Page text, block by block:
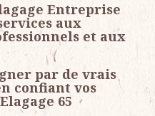
Entreprise
aux
et aux
par de vrais
confiant vos
65